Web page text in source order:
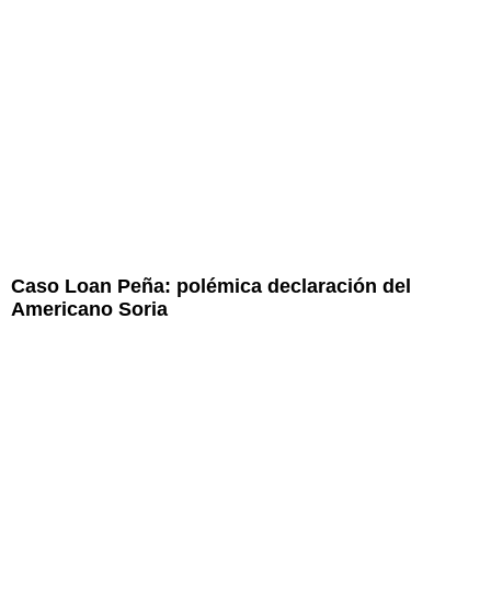
Caso Loan Peña: polémica declaración del
Americano Soria